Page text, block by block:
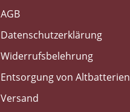
AGB
Datenschutzerklärung
Widerrufsbelehrung
Entsorgung von Altbatterien
Versand